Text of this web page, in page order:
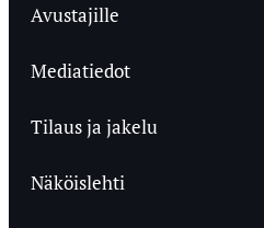
Avustajille
Mediatiedot
Tilaus ja jakelu
Näköislehti